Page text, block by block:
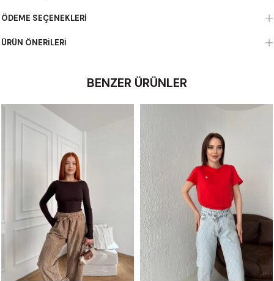
ÖDEME SEÇENEKLERI
ÜRÜN ÖNERILERI
BENZER ÜRÜNLER